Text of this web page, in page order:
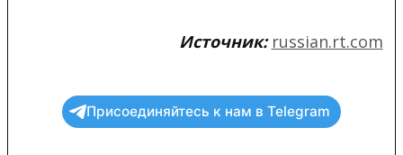
Источник: russian.rt.com
Присоединяйтесь к нам в Telegram